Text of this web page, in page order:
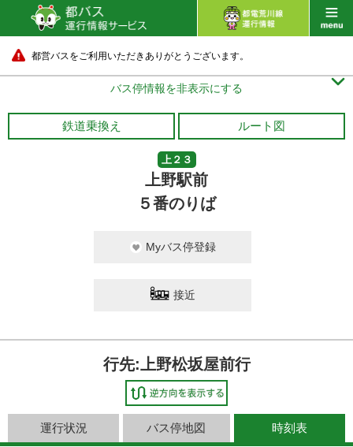
都営バスをご利用いただきありがとうございます。
バス停情報を非表示にする 
鉄道乗換え ルート図
上２３
上野駅前
５番のりば
Myバス停登録
接近
行先:上野松坂屋前行
運行状況 バス停地図 時刻表